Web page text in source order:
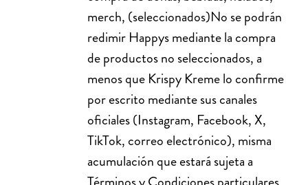
merch, (seleccionados)No se podrán
redimir Happys mediante la compra
de productos no seleccionados, a
menos que Krispy Kreme lo confirme
por escrito mediante sus canales
oficiales (Instagram, Facebook, X,
TikTok, correo electrónico), misma
acumulación que estará sujeta a